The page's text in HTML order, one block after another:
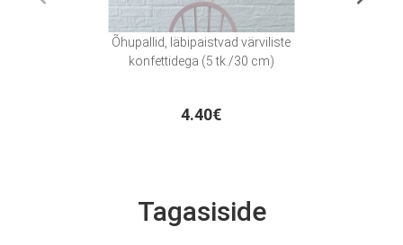
Õhupallid, läbipaistvad värviliste
konfettidega (5 tk./30 cm)
4.40€
Tagasiside